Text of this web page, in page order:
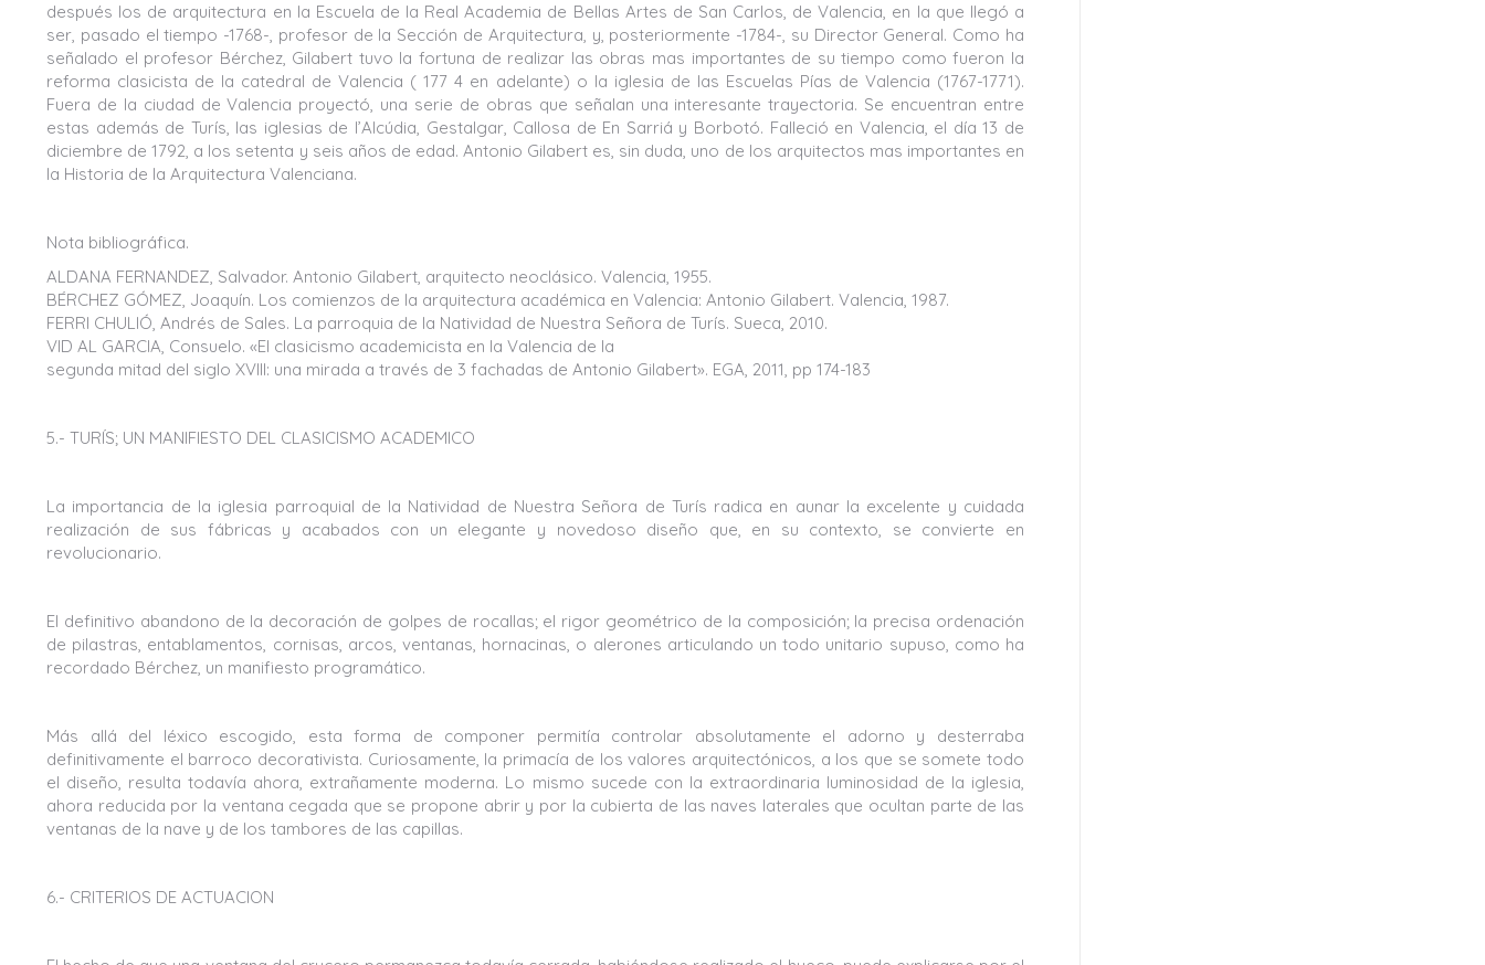
después los de arquitectura en la Escuela de la Real Academia de Bellas Artes de San Carlos, de Valencia, en la que llegó a
ser, pasado el tiempo -1768-, profesor de la Sección de Arquitectura, y, posteriormente -1784-, su Director General. Como ha
señalado el profesor Bérchez, Gilabert tuvo la fortuna de realizar las obras mas importantes de su tiempo como fueron la
reforma clasicista de la catedral de Valencia ( 177 4 en adelante) o la iglesia de las Escuelas Pías de Valencia (1767-1771).
Fuera de la ciudad de Valencia proyectó, una serie de obras que señalan una interesante trayectoria. Se encuentran entre
estas además de Turís, las iglesias de l’Alcúdia, Gestalgar, Callosa de En Sarriá y Borbotó. Falleció en Valencia, el día 13 de
diciembre de 1792, a los setenta y seis años de edad. Antonio Gilabert es, sin duda, uno de los arquitectos mas importantes en
la Historia de la Arquitectura Valenciana.
Nota bibliográfica.
ALDANA FERNANDEZ, Salvador. Antonio Gilabert, arquitecto neoclásico. Valencia, 1955.
BÉRCHEZ GÓMEZ, Joaquín. Los comienzos de la arquitectura académica en Valencia: Antonio Gilabert. Valencia, 1987.
FERRI CHULIÓ, Andrés de Sales. La parroquia de la Natividad de Nuestra Señora de Turís. Sueca, 2010.
VID AL GARCIA, Consuelo. «El clasicismo academicista en la Valencia de la
segunda mitad del siglo XVIII: una mirada a través de 3 fachadas de Antonio Gilabert». EGA, 2011, pp 174-183
5.- TURÍS; UN MANIFIESTO DEL CLASICISMO ACADEMICO
La importancia de la iglesia parroquial de la Natividad de Nuestra Señora de Turís radica en aunar la excelente y cuidada
realización de sus fábricas y acabados con un elegante y novedoso diseño que, en su contexto, se convierte en
revolucionario.
El definitivo abandono de la decoración de golpes de rocallas; el rigor geométrico de la composición; la precisa ordenación
de pilastras, entablamentos, cornisas, arcos, ventanas, hornacinas, o alerones articulando un todo unitario supuso, como ha
recordado Bérchez, un manifiesto programático.
Más allá del léxico escogido, esta forma de componer permitía controlar absolutamente el adorno y desterraba
definitivamente el barroco decorativista. Curiosamente, la primacía de los valores arquitectónicos, a los que se somete todo
el diseño, resulta todavía ahora, extrañamente moderna. Lo mismo sucede con la extraordinaria luminosidad de la iglesia,
ahora reducida por la ventana cegada que se propone abrir y por la cubierta de las naves laterales que ocultan parte de las
ventanas de la nave y de los tambores de las capillas.
6.- CRITERIOS DE ACTUACION